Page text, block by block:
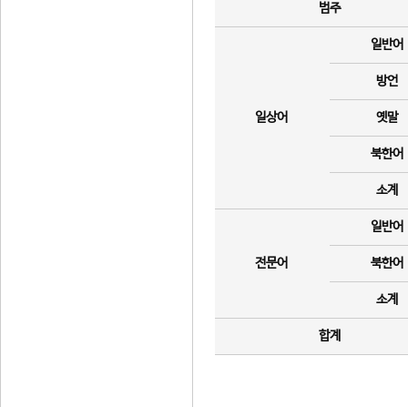
범주
일상어
일반어
방언
옛말
북한어
소계
전문어
일반어
북한어
소계
합계